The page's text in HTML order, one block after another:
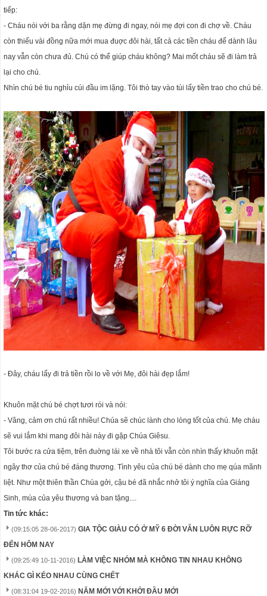
tiếp:
- Cháu nói với ba rằng dặn mẹ đừng đi ngay, nói mẹ đợi con đi chợ về. Cháu
còn thiếu vài đồng nữa mới mua đuợc đôi hài, tất cả các tiền cháu để dành lâu
nay vẫn còn chưa đủ. Chú có thể giúp cháu không? Mai mốt cháu sẽ đi làm trả
lại cho chú.
Nhìn chú bé tiu nghỉu cúi đầu im lặng. Tôi thò tay vào túi lấy tiền trao cho chú bé.
- Đây, cháu lấy đi trả tiền rồi lo về với Mẹ, đôi hài đẹp lắm!
Khuôn mặt chú bé chợt tươi rói và nói:
- Vâng, cảm ơn chú rất nhiều! Chúa sẽ chúc lành cho lòng tốt của chú. Mẹ cháu
sẽ vui lắm khi mang đôi hài này đi gặp Chúa Giêsu.
Tôi bước ra cửa tiệm, trên đuờng lái xe về nhà tôi vẫn còn nhìn thấy khuôn mặt
ngây thơ của chú bé đáng thương. Tình yêu của chú bé dành cho mẹ qúa mãnh
liệt. Như một thiên thần Chúa gởi, cậu bé đã nhắc nhở tôi ý nghĩa của Giáng
Sinh, mùa của yêu thương và ban tặng....
Tin tức khác:
(09:15:05 28-06-2017) GIA TỘC GIÀU CÓ Ở MỸ 6 ĐỜI VẪN LUÔN RỰC RỠ
ĐẾN HÔM NAY
(09:25:49 10-11-2016) LÀM VIỆC NHÓM MÀ KHÔNG TIN NHAU KHÔNG
KHÁC GÌ KÉO NHAU CÙNG CHẾT
(08:31:04 19-02-2016) NĂM MỚI VỚI KHỞI ĐẦU MỚI